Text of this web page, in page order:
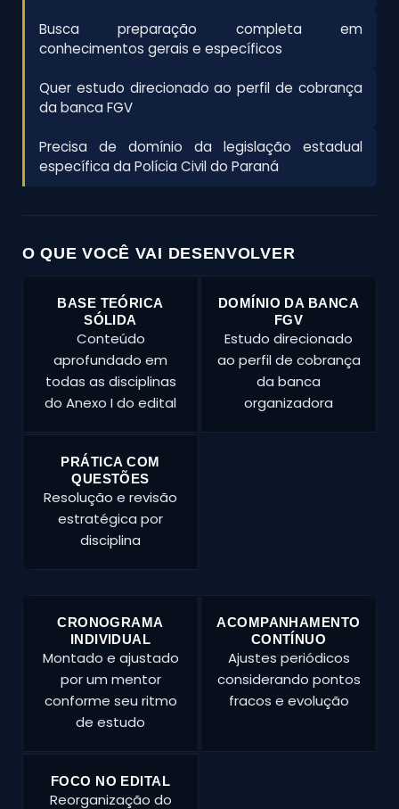
Busca preparação completa em
conhecimentos gerais e específicos
Quer estudo direcionado ao perfil de cobrança
da banca FGV
Precisa de domínio da legislação estadual
específica da Polícia Civil do Paraná
O QUE VOCÊ VAI DESENVOLVER
BASE TEÓRICA
SÓLIDA
Conteúdo
aprofundado em
todas as disciplinas
do Anexo I do edital
DOMÍNIO DA BANCA
FGV
Estudo direcionado
ao perfil de cobrança
da banca
organizadora
PRÁTICA COM
QUESTÕES
Resolução e revisão
estratégica por
disciplina
CRONOGRAMA
INDIVIDUAL
Montado e ajustado
por um mentor
conforme seu ritmo
de estudo
ACOMPANHAMENTO
CONTÍNUO
Ajustes periódicos
considerando pontos
fracos e evolução
FOCO NO EDITAL
Reorganização do